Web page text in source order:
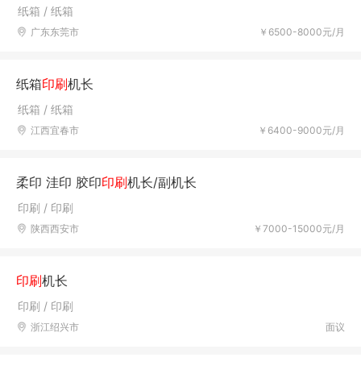
纸箱 / 纸箱
￥6500-8000元/月
广东东莞市
纸箱印刷机长
纸箱 / 纸箱
￥6400-9000元/月
江西宜春市
柔印 洼印 胶印印刷机长/副机长
印刷 / 印刷
￥7000-15000元/月
陕西西安市
印刷机长
印刷 / 印刷
面议
浙江绍兴市